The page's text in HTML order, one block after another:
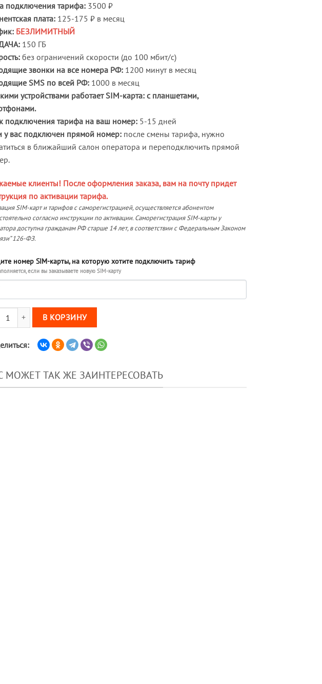
подключения тарифа: 3500 ₽
плата: 125-175 ₽ в месяц
БЕЗЛИМИТНЫЙ
150 ГБ
без ограничений скорости (до 100 мбит/с)
звонки на все номера РФ: 1200 минут в месяц
SMS по всей РФ: 1000 в месяц
устройствами работает SIM-карта: с планшетами,
подключения тарифа на ваш номер: 5-15 дней
у вас подключен прямой номер: после смены тарифа, нужно
в ближайший салон оператора и переподключить прямой
клиенты! После оформления заказа, вам на почту придет
по активации тарифа.
SIM-карт и тарифов с саморегистрацией, осуществляется абонентом
согласно инструкции по активации. Саморегистрация SIM-карты у
доступна гражданам РФ старше 14 лет, в соответствии с Федеральным Законом
126-ФЗ.
номер SIM-карты, на которую хотите подключить тариф
если вы заказываете новую SIM-карту
товара Тариф М-Сеть M125 (саморегистрация)
В КОРЗИНУ
МОЖЕТ ТАК ЖЕ ЗАИНТЕРЕСОВАТЬ